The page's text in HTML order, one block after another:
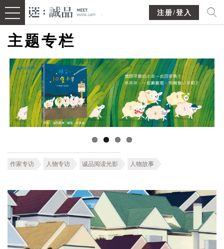
注册/登入
主题专栏
作家专访 人物专访 诚品阅读光影 人物故事